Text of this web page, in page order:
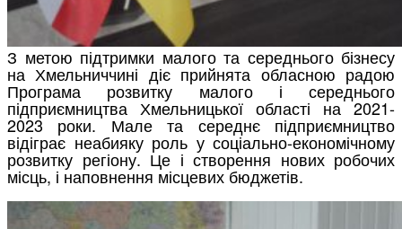
З метою підтримки малого та середнього бізнесу
на Хмельниччині діє прийнята обласною радою
Програма розвитку малого і середнього
підприємництва Хмельницької області на 2021-
2023 роки. Мале та середнє підприємництво
відіграє неабияку роль у соціально-економічному
розвитку регіону. Це і створення нових робочих
місць, і наповнення місцевих бюджетів.